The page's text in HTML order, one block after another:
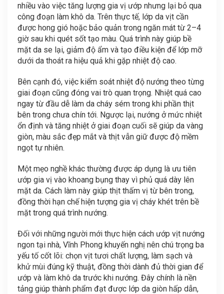
nhiều vào việc tăng lượng gia vị ướp nhưng lại bỏ qua
công đoạn làm khô da. Trên thực tế, lớp da vịt cần
được hong gió hoặc bảo quản trong ngăn mát từ 2–4
giờ sau khi quét sốt tạo màu. Quá trình này giúp bề
mặt da se lại, giảm độ ẩm và tạo điều kiện để lớp mỡ
dưới da thoát ra hiệu quả khi gặp nhiệt độ cao.
Bên cạnh đó, việc kiểm soát nhiệt độ nướng theo từng
giai đoạn cũng đóng vai trò quan trọng. Nhiệt quá cao
ngay từ đầu dễ làm da cháy sém trong khi phần thịt
bên trong chưa chín tới. Ngược lại, nướng ở mức nhiệt
ổn định và tăng nhiệt ở giai đoạn cuối sẽ giúp da vàng
giòn, màu sắc đẹp mắt và thịt vẫn giữ được độ mềm
ngọt tự nhiên.
Một mẹo nghề khác thường được áp dụng là ưu tiên
ướp gia vị vào khoang bụng thay vì phủ quá dày lên
mặt da. Cách làm này giúp thịt thấm vị từ bên trong,
đồng thời hạn chế hiện tượng gia vị cháy khét trên bề
mặt trong quá trình nướng.
Đối với những người mới thực hiện cách ướp vịt nướng
ngon tại nhà, Vĩnh Phong khuyến nghị nên chú trọng ba
yếu tố cốt lõi: chọn vịt tươi chất lượng, làm sạch và
khử mùi đúng kỹ thuật, đồng thời dành đủ thời gian để
ướp và làm khô da trước khi nướng. Đây chính là nền
tảng giúp thành phẩm đạt được lớp da giòn hấp dẫn,